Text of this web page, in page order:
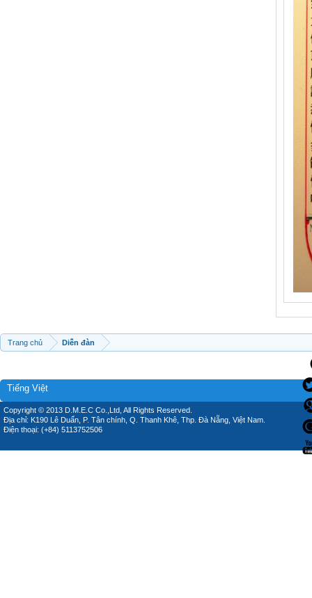
Trang chủ Diễn đàn
Tiếng Việt
Copyright © 2013 D.M.E.C Co.,Ltd, All Rights Reserved.
Địa chỉ: K190 Lê Duẩn, P. Tân chính, Q. Thanh Khê, Thp. Đà Nẵng, Việt Nam.
Điện thoại: (+84) 5113752506